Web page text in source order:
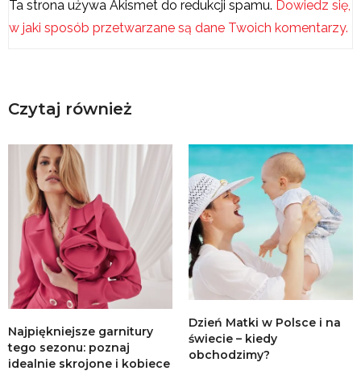
Ta strona używa Akismet do redukcji spamu. Dowiedz się,
w jaki sposób przetwarzane są dane Twoich komentarzy.
Czytaj również
Najpiękniejsze garnitury
tego sezonu: poznaj
idealnie skrojone i kobiece
Dzień Matki w Polsce i na
świecie – kiedy
obchodzimy?